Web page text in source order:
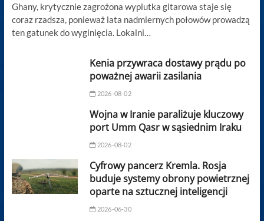
Ghany, krytycznie zagrożona wyplutka gitarowa staje się
coraz rzadsza, ponieważ lata nadmiernych połowów prowadzą
ten gatunek do wyginięcia. Lokalni…
Kenia przywraca dostawy prądu po
poważnej awarii zasilania
2026-08-02
Wojna w Iranie paraliżuje kluczowy
port Umm Qasr w sąsiednim Iraku
2026-08-02
Cyfrowy pancerz Kremla. Rosja
buduje systemy obrony powietrznej
oparte na sztucznej inteligencji
2026-06-30